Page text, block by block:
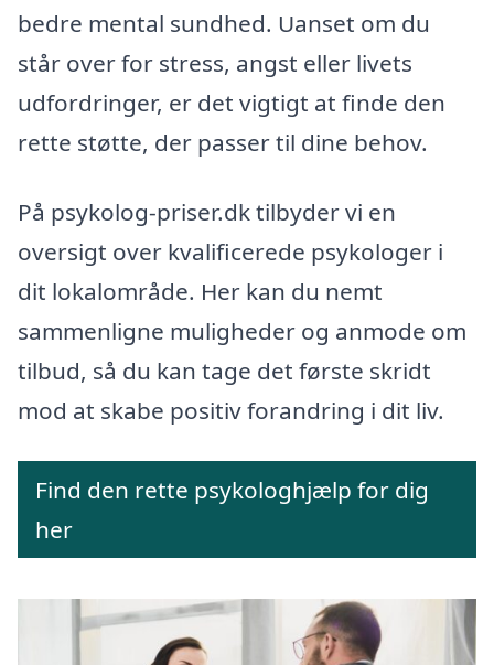
bedre mental sundhed. Uanset om du
står over for stress, angst eller livets
udfordringer, er det vigtigt at finde den
rette støtte, der passer til dine behov.
På psykolog-priser.dk tilbyder vi en
oversigt over kvalificerede psykologer i
dit lokalområde. Her kan du nemt
sammenligne muligheder og anmode om
tilbud, så du kan tage det første skridt
mod at skabe positiv forandring i dit liv.
Find den rette psykologhjælp for dig
her